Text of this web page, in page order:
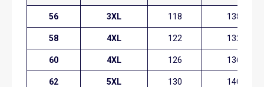
56 3XL 118 138
58 4XL 122 132
60 4XL 126 136
62 5XL 130 140